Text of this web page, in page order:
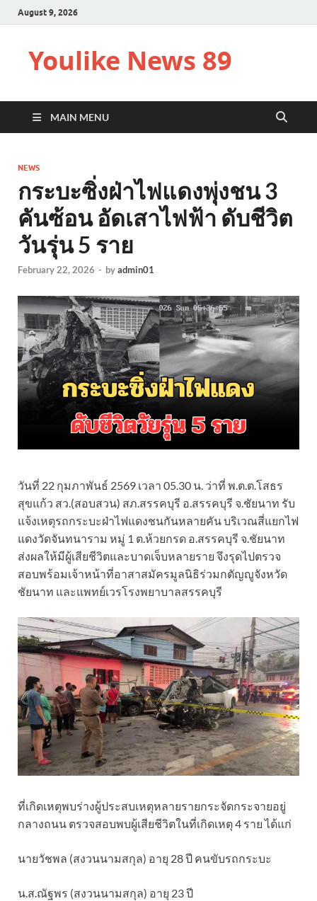
August 9, 2026
Youlike News 89
MAIN MENU
NEWS
กระบะซิ่งฝ่าไฟแดงพุ่งชน 3
คันซ้อน อัดเสาไฟฟ้า ดับชีวิต
วันรุ่น 5 ราย
February 22, 2026 - byadmin01
วันที่ 22 กุมภาพันธ์ 2569 เวลา 05.30 น. ว่าที่ พ.ต.ต.โสธร
สุขแก้ว สว.(สอบสวน) สภ.สรรคบุรี อ.สรรคบุรี จ.ชัยนาท รับ
แจ้งเหตุรถกระบะฝ่าไฟแดงชนกันหลายคัน บริเวณสี่แยกไฟ
แดงวัดจันทนาราม หมู่ 1 ต.ห้วยกรด อ.สรรคบุรี จ.ชัยนาท
ส่งผลให้มีผู้เสียชีวิตและบาดเจ็บหลายราย จึงรุดไปตรวจ
สอบพร้อมเจ้าหน้าที่อาสาสมัครมูลนิธิร่วมกตัญญูจังหวัด
ชัยนาท และแพทย์เวรโรงพยาบาลสรรคบุรี
ที่เกิดเหตุพบร่างผู้ประสบเหตุหลายรายกระจัดกระจายอยู่
กลางถนน ตรวจสอบพบผู้เสียชีวิตในที่เกิดเหตุ 4 ราย ได้แก่
นายวัชพล (สงวนนามสกุล) อายุ 28 ปี คนขับรถกระบะ
น.ส.ณัฐพร (สงวนนามสกุล) อายุ 23 ปี